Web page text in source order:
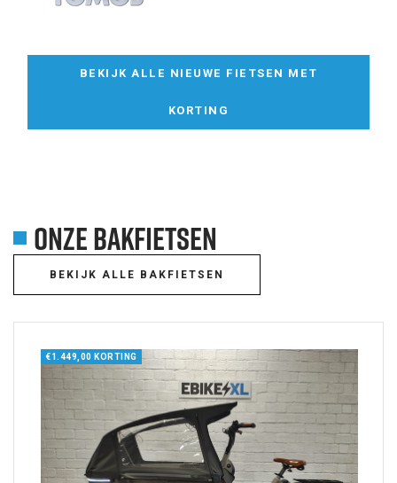
BEKIJK ALLE NIEUWE FIETSEN MET
KORTING
ONZE BAKFIETSEN
BEKIJK ALLE BAKFIETSEN
€1.449,00 KORTING